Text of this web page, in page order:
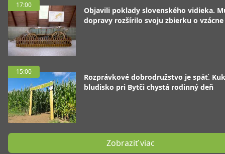
17:00
Objavili poklady slovenského vidieka.
dopravy rozšírilo svoju zbierku o
15:00
Rozprávkové dobrodružstvo je späť.
bludisko pri Bytči chystá rodinný deň
Zobraziť viac